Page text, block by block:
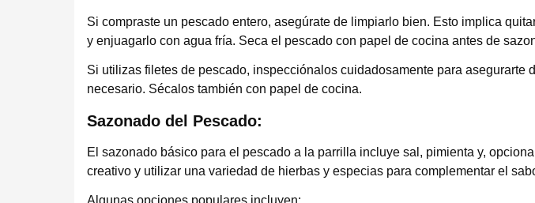
Si compraste un pescado entero, asegúrate de limpiarlo bien. Esto implica
y enjuagarlo con agua fría. Seca el pescado con papel de cocina antes de
Si utilizas filetes de pescado, inspecciónalos cuidadosamente para
necesario. Sécalos también con papel de cocina.
Sazonado del Pescado:
El sazonado básico para el pescado a la parrilla incluye sal, pimienta y,
creativo y utilizar una variedad de hierbas y especias para complementar el
Algunas opciones populares incluyen: